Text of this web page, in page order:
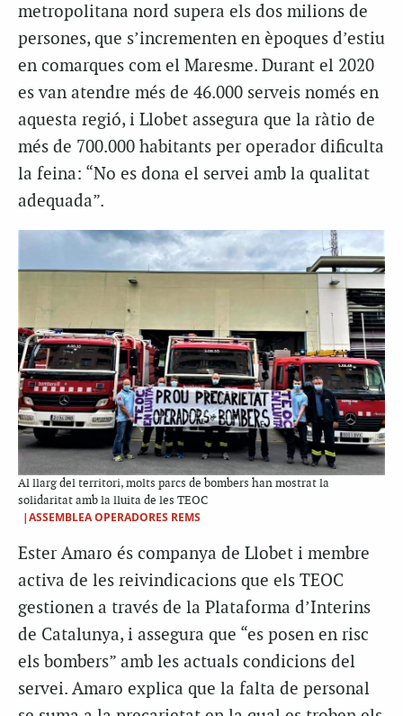
metropolitana nord supera els dos milions de
persones, que s’incrementen en èpoques d’estiu
en comarques com el Maresme. Durant el 2020
es van atendre més de 46.000 serveis només en
aquesta regió, i Llobet assegura que la ràtio de
més de 700.000 habitants per operador dificulta
la feina: “No es dona el servei amb la qualitat
adequada”.
Al llarg del territori, molts parcs de bombers han mostrat la
solidaritat amb la lluita de les TEOC
|ASSEMBLEA OPERADORES REMS
Ester Amaro és companya de Llobet i membre
activa de les reivindicacions que els TEOC
gestionen a través de la Plataforma d’Interins
de Catalunya, i assegura que “es posen en risc
els bombers” amb les actuals condicions del
servei. Amaro explica que la falta de personal